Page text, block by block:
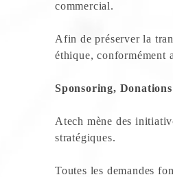
commercial.
Afin de préserver la
éthique, conformément
Sponsoring,
Atech mène des
stratégiques.
Toutes les demandes